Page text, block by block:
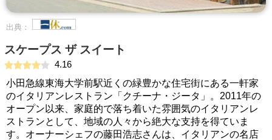
出典：
スケープス ザ スイート
4.16
小田急線東海大学前駅近くの緑豊かな住宅街にある一軒家
のイタリアンレストラン「クチーナ・ジータ」。2011年の
オープン以来、家庭的で落ち着いた雰囲気のイタリアンレ
ストランとして、地域の人々から絶大な支持を得ていま
す。オーナーシェフの藤田浩志さんは、イタリアンの名店